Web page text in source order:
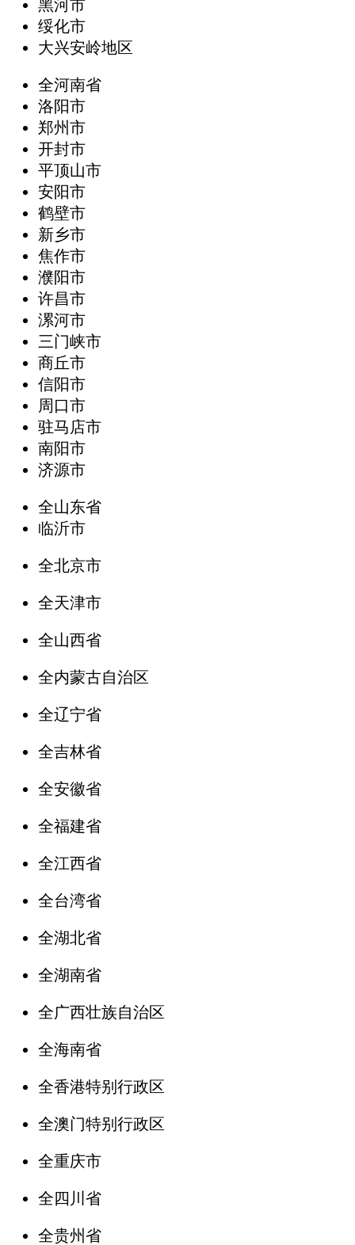
黑河市
绥化市
大兴安岭地区
全河南省
洛阳市
郑州市
开封市
平顶山市
安阳市
鹤壁市
新乡市
焦作市
濮阳市
许昌市
漯河市
三门峡市
商丘市
信阳市
周口市
驻马店市
南阳市
济源市
全山东省
临沂市
全北京市
全天津市
全山西省
全内蒙古自治区
全辽宁省
全吉林省
全安徽省
全福建省
全江西省
全台湾省
全湖北省
全湖南省
全广西壮族自治区
全海南省
全香港特别行政区
全澳门特别行政区
全重庆市
全四川省
全贵州省